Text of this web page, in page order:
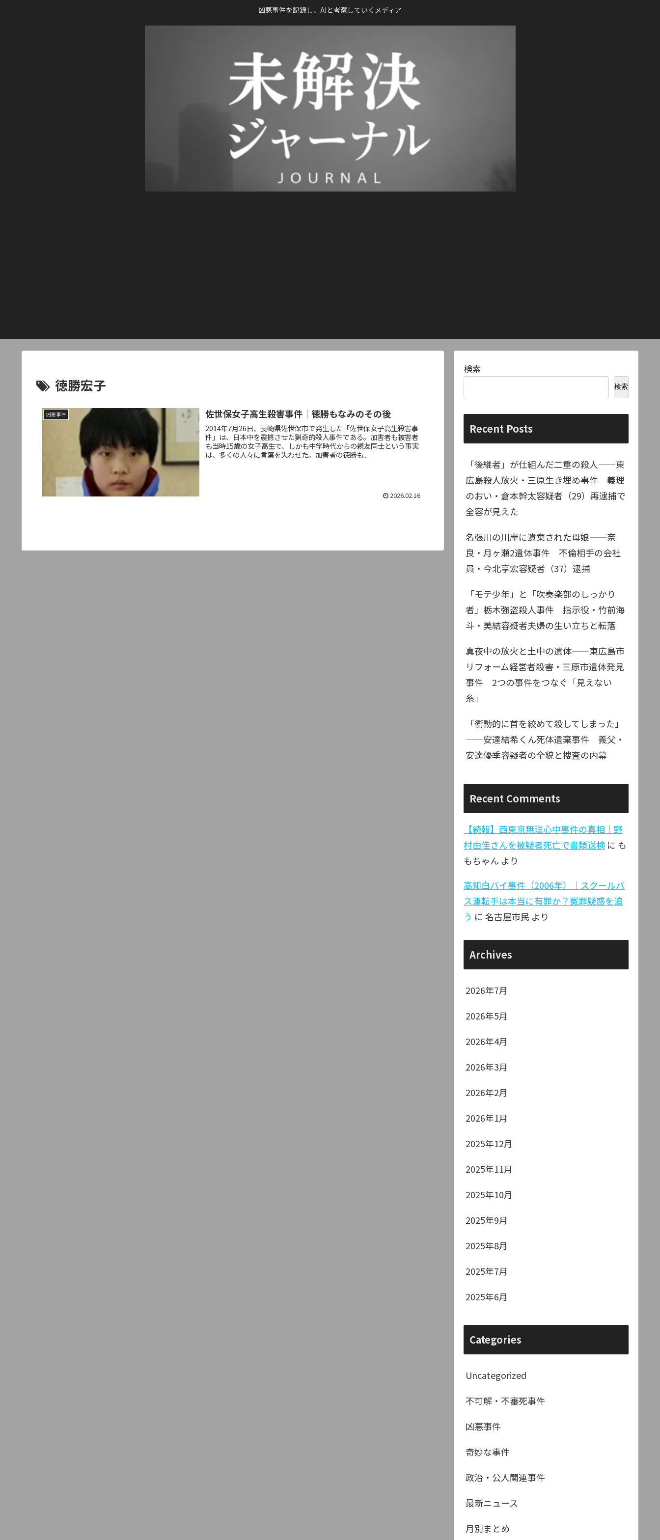
凶悪事件を記録し、AIと考察していくメディア
徳勝宏子
凶悪事件 佐世保女子高生殺害事件｜徳勝もなみのその後
2014年7月26日、長崎県佐世保市で発生した「佐世保女子高生殺害事
件」は、日本中を震撼させた猟奇的殺人事件である。加害者も被害者
も当時15歳の女子高生で、しかも中学時代からの親友同士という事実
は、多くの人々に言葉を失わせた。加害者の徳勝も...
2026.02.16
検索
検索
Recent Posts
「後継者」が仕組んだ二重の殺人——東
広島殺人放火・三原生き埋め事件 義理
のおい・倉本幹太容疑者（29）再逮捕で
全容が見えた
名張川の川岸に遺棄された母娘——奈
良・月ヶ瀬2遺体事件 不倫相手の会社
員・今北享宏容疑者（37）逮捕
「モテ少年」と「吹奏楽部のしっかり
者」栃木強盗殺人事件 指示役・竹前海
斗・美結容疑者夫婦の生い立ちと転落
真夜中の放火と土中の遺体——東広島市
リフォーム経営者殺害・三原市遺体発見
事件 2つの事件をつなぐ「見えない
糸」
「衝動的に首を絞めて殺してしまった」
——安達結希くん死体遺棄事件 義父・
安達優季容疑者の全貌と捜査の内幕
Recent Comments
【続報】西東京無理心中事件の真相｜野
村由佳さんを被疑者死亡で書類送検 に も
もちゃん より
高知白バイ事件（2006年）｜スクールバ
ス運転手は本当に有罪か？冤罪疑惑を追
う に 名古屋市民 より
Archives
2026年7月
2026年5月
2026年4月
2026年3月
2026年2月
2026年1月
2025年12月
2025年11月
2025年10月
2025年9月
2025年8月
2025年7月
2025年6月
Categories
Uncategorized
不可解・不審死事件
凶悪事件
奇妙な事件
政治・公人関連事件
最新ニュース
月別まとめ